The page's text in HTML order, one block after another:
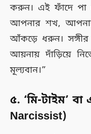
করুন। এই ফাঁদে পা
আপনার শখ,
আঁকড়ে ধরুন। সঙ্গীর
আয়নায় দাঁড়িয়ে
মূল্যবান।”
৫. ‘মি-টাইম’
Narcissist)